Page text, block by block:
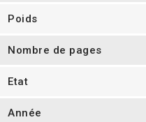
Poids
Nombre de pages
Etat
Année